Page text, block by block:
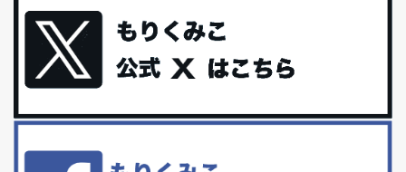
今回は、最近毎回定期的に購入している「楽天ふるさと納税」の返
礼品トップ５を紹介します。今までいろ...
更年期を穏やかに乗りきるために今できる５つのこと。
アラフィフからの体と心の整え方。 私も気づけばアラフィフ、これ
といった更年期症状はまだ...
白髪・美容・免疫力、現代人に足りないのは海藻！
リーブオイルorごま油をたらす。&n...